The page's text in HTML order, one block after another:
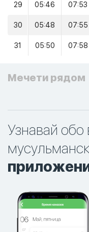
29 05:46 07:53
30 05:48 07:55
31 05:50 07:58
Мечети рядом
Узнавай обо